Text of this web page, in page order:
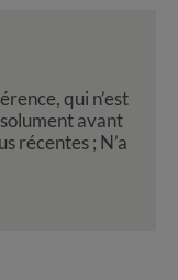
qui n’est
avant
récentes ; N’a